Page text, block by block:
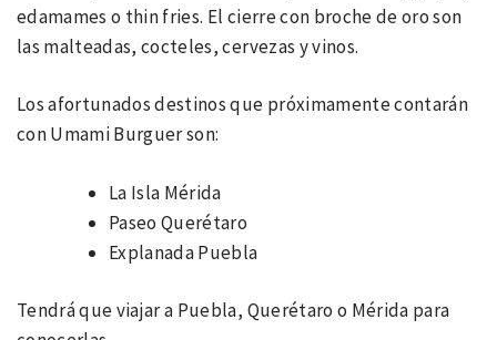
edamames o thin fries. El cierre con broche de oro son
las malteadas, cocteles, cervezas y vinos.
Los afortunados destinos que próximamente contarán
con Umami Burguer son:
La Isla Mérida
Paseo Querétaro
Explanada Puebla
Tendrá que viajar a Puebla, Querétaro o Mérida para